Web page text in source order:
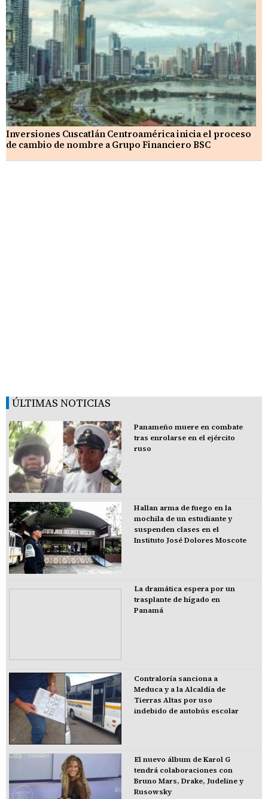
Inversiones Cuscatlán Centroamérica inicia el proceso
de cambio de nombre a Grupo Financiero BSC
ÚLTIMAS NOTICIAS
Panameño muere en combate
tras enrolarse en el ejército
ruso
Hallan arma de fuego en la
mochila de un estudiante y
suspenden clases en el
Instituto José Dolores Moscote
La dramática espera por un
trasplante de hígado en
Panamá
Contraloría sanciona a
Meduca y a la Alcaldía de
Tierras Altas por uso
indebido de autobús escolar
El nuevo álbum de Karol G
tendrá colaboraciones con
Bruno Mars, Drake, Judeline y
Rusowsky